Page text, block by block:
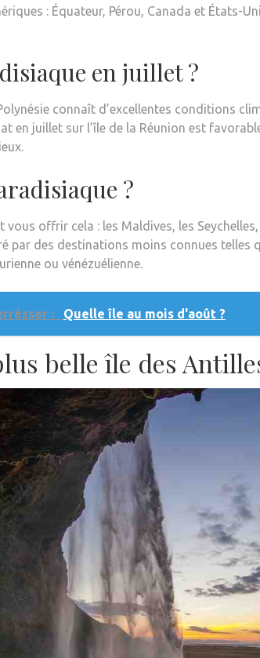
: Équateur, Pérou, Canada et États-
en juillet ?
connaît d’excellentes conditions
en juillet sur l’île de la Réunion est
?
vous offrir cela : les Maldives, les
par des destinations moins connues telles
ou vénézuélienne.
: Quelle île au mois d'août ?
belle île des